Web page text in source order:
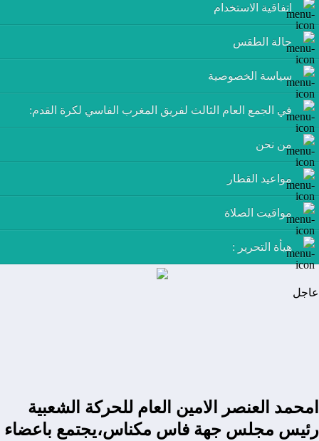
اتفاقية الاستخدام
حالة الطقس
سياسة الخصوصية
في الجمع العام الثالث لفريق المغرب الفاسي لكرة القدم:
من نحن
مواعيد القطار
مواقيت الصلاة
هيأة التحرير :
عاجل
امحمد العنصر الامين العام للحركة الشعبية
رئيس مجلس جهة فاس مكناس،يجتمع باعضاء